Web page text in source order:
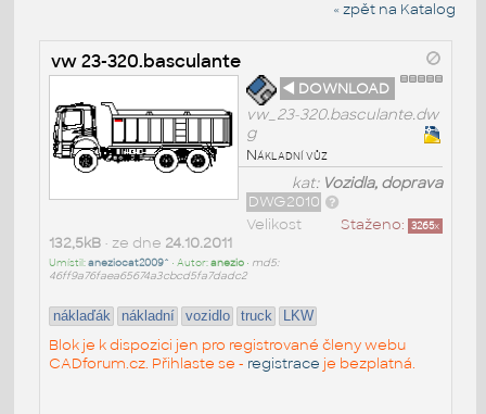
« zpět na Katalog
vw 23-320.basculante
◄ DOWNLOAD
vw_23-320.basculante.dw
g
Nákladní vůz
kat: Vozidla, doprava
DWG2010
Staženo: 3265x
Velikost
132,5kB• ze dne 24.10.2011
Umístil:aneziocat2009^ • Autor:anezio• md5:
46ff9a76faea65674a3cbcd5fa7dadc2
náklaďák nákladní vozidlo truck LKW
Blok je k dispozici jen pro registrované členy webu
CADforum.cz. Přihlaste se - registrace je bezplatná.